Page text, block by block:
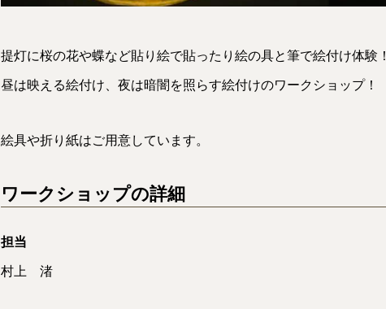
提灯に桜の花や蝶など貼り絵で貼ったり絵の具と筆で絵付け体験！
昼は映える絵付け、夜は暗闇を照らす絵付けのワークショップ！
絵具や折り紙はご用意しています。
ワークショップの詳細
担当
村上 渚